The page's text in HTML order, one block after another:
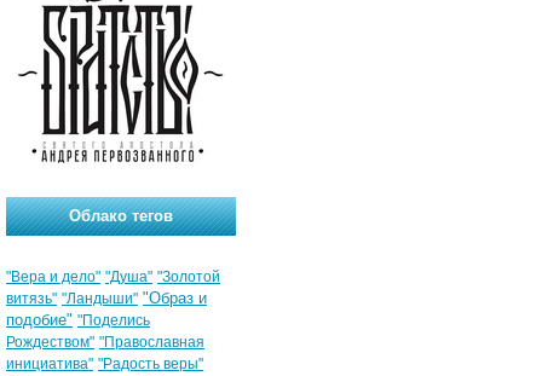
Облако тегов
"Вера и дело" "Душа" "Золотой
витязь" "Ландыши" "Образ и
подобие" "Поделись
Рождеством" "Православная
инициатива" "Радость веры"